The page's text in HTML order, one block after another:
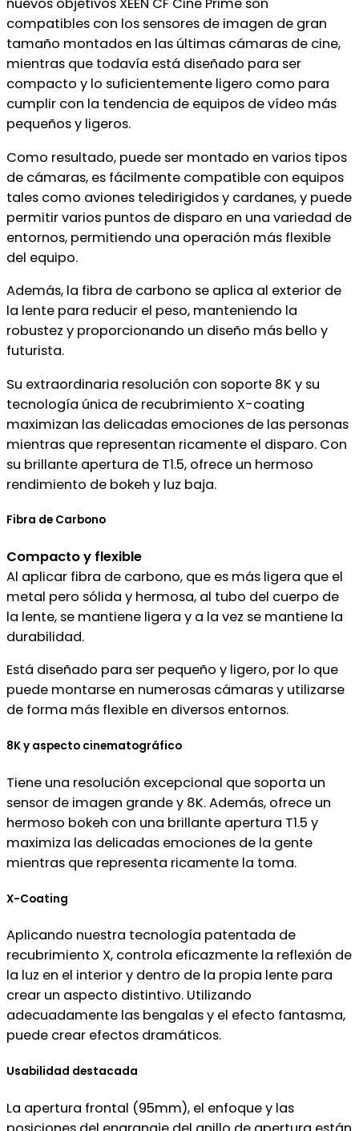
nuevos objetivos XEEN CF Cine Prime son
compatibles con los sensores de imagen de gran
tamaño montados en las últimas cámaras de cine,
mientras que todavía está diseñado para ser
compacto y lo suficientemente ligero como para
cumplir con la tendencia de equipos de vídeo más
pequeños y ligeros.
Como resultado, puede ser montado en varios tipos
de cámaras, es fácilmente compatible con equipos
tales como aviones teledirigidos y cardanes, y puede
permitir varios puntos de disparo en una variedad de
entornos, permitiendo una operación más flexible
del equipo.
Además, la fibra de carbono se aplica al exterior de
la lente para reducir el peso, manteniendo la
robustez y proporcionando un diseño más bello y
futurista.
Su extraordinaria resolución con soporte 8K y su
tecnología única de recubrimiento X-coating
maximizan las delicadas emociones de las personas
mientras que representan ricamente el disparo. Con
su brillante apertura de T1.5, ofrece un hermoso
rendimiento de bokeh y luz baja.
Fibra de Carbono
Compacto y flexible
Al aplicar fibra de carbono, que es más ligera que el
metal pero sólida y hermosa, al tubo del cuerpo de
la lente, se mantiene ligera y a la vez se mantiene la
durabilidad.
Está diseñado para ser pequeño y ligero, por lo que
puede montarse en numerosas cámaras y utilizarse
de forma más flexible en diversos entornos.
8K y aspecto cinematográfico
Tiene una resolución excepcional que soporta un
sensor de imagen grande y 8K. Además, ofrece un
hermoso bokeh con una brillante apertura T1.5 y
maximiza las delicadas emociones de la gente
mientras que representa ricamente la toma.
X-Coating
Aplicando nuestra tecnología patentada de
recubrimiento X, controla eficazmente la reflexión de
la luz en el interior y dentro de la propia lente para
crear un aspecto distintivo. Utilizando
adecuadamente las bengalas y el efecto fantasma,
puede crear efectos dramáticos.
Usabilidad destacada
La apertura frontal (95mm), el enfoque y las